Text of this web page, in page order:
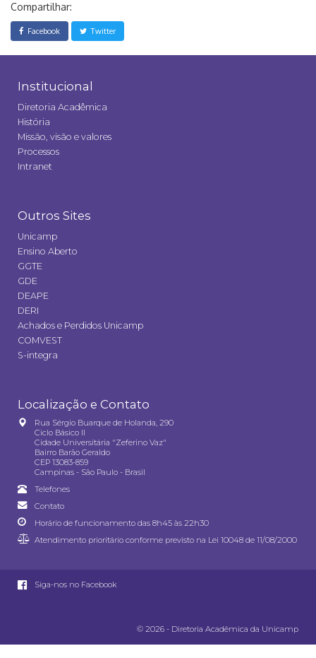
Compartilhar:
Facebook Twitter
Institucional
Diretoria Acadêmica
História
Missão, visão e valores
Processos
Intranet
Outros Sites
Unicamp
Ensino Aberto
GGTE
GDE
DEAPE
DERI
Achados e Perdidos Unicamp
COMVEST
S-integra
Localização e Contato
Rua Sérgio Buarque de Holanda, 290
Ciclo Básico II
Cidade Universitária "Zeferino Vaz"
Bairro Barão Geraldo
CEP 13083-859
Campinas - São Paulo - Brasil
Telefones
Contato
Horário de funcionamento das 8h45 às 22h30
Atendimento prioritário conforme previsto na Lei 10048 de 11/08/2000
Siga-nos no Facebook
© 2026 - Diretoria Acadêmica da Unicamp